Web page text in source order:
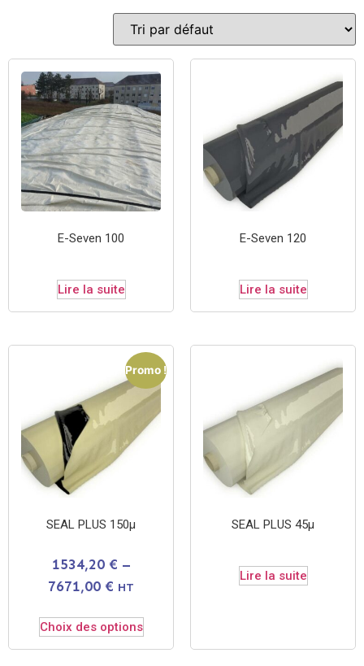
E-Seven 100
Lire la suite
E-Seven 120
Lire la suite
Promo !
SEAL PLUS 150µ
1534,20 € –
7671,00 € HT
Choix des options
SEAL PLUS 45µ
Lire la suite